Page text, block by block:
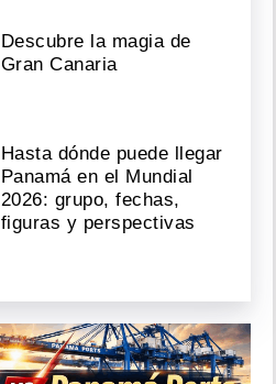
Descubre la magia de
Gran Canaria
Hasta dónde puede llegar
Panamá en el Mundial
2026: grupo, fechas,
figuras y perspectivas